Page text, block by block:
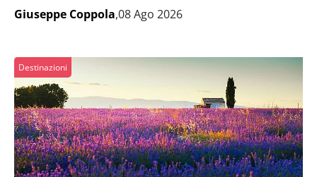
Giuseppe Coppola,08 Ago 2026
Destinazioni